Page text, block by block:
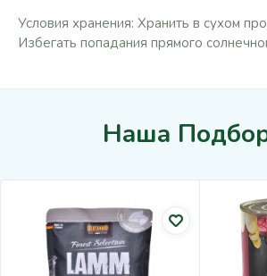
Условия хранения: Хранить в сухом
Избегать попадания прямого
Наша